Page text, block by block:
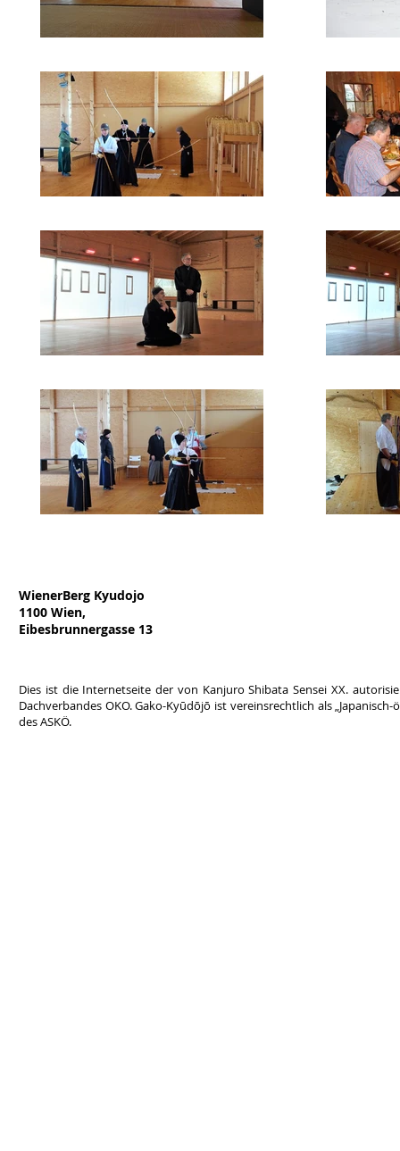
WienerBerg Kyudojo
1100 Wien,
Eibesbrunnergasse 13
Dies ist die Internetseite der von Kanjuro Shibata Sensei XX.
Dachverbandes OKO. Gako-Kyūdōjō ist vereinsrechtlich als
des ASKÖ.